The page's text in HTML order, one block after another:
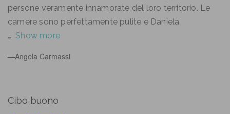
persone veramente innamorate del loro territorio. Le
camere sono perfettamente pulite e Daniela
Show more
Angela Carmassi
Cibo buono